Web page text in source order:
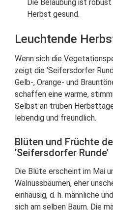
Die Belaubung ist
Herbst gesund.
Leuchtende
Wenn sich die
zeigt die ’Seifersdorfer
Gelb-, Orange- und
schaffen eine warme,
Selbst an trüben
lebendig und freundlich.
Blüten und Früchte
’Seifersdorfer Runde’
Die Blüte erscheint im Mai
Walnussbäumen, eher
einhäusig, d. h. männliche
sich am selben Baum. Die